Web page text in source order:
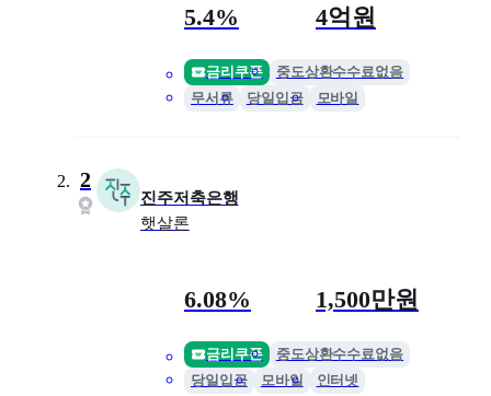
금리5.4%
최대 한도 4억원
금리쿠폰
중도상환수수료없음
무서류
당일입금 모바일
2
진주저축은행
햇살론
금리6.08%
최대 한도 1,500만원
금리쿠폰
중도상환수수료없음
당일입금
모바일 인터넷